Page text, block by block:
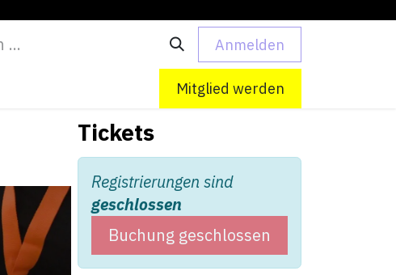
Anmelden
Mitglied werden
Tickets
Registrierungen sind
geschlossen
Buchung geschlossen